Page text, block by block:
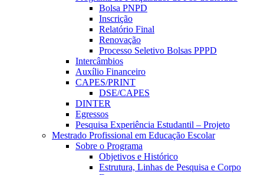
Bolsa PNPD
Inscrição
Relatório Final
Renovação
Processo Seletivo Bolsas PPPD
Intercâmbios
Auxílio Financeiro
CAPES/PRINT
DSE/CAPES
DINTER
Egressos
Pesquisa Experiência Estudantil – Projeto
Mestrado Profissional em Educação Escolar
Sobre o Programa
Objetivos e Histórico
Estrutura, Linhas de Pesquisa e Corpo